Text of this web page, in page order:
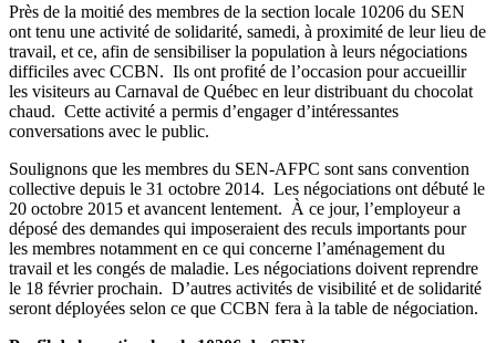
Près de la moitié des membres de la section locale 10206 du SEN
ont tenu une activité de solidarité, samedi, à proximité de leur lieu de
travail, et ce, afin de sensibiliser la population à leurs négociations
difficiles avec CCBN. Ils ont profité de l’occasion pour accueillir
les visiteurs au Carnaval de Québec en leur distribuant du chocolat
chaud. Cette activité a permis d’engager d’intéressantes
conversations avec le public.
Soulignons que les membres du SEN-AFPC sont sans convention
collective depuis le 31 octobre 2014. Les négociations ont débuté le
20 octobre 2015 et avancent lentement. À ce jour, l’employeur a
déposé des demandes qui imposeraient des reculs importants pour
les membres notamment en ce qui concerne l’aménagement du
travail et les congés de maladie. Les négociations doivent reprendre
le 18 février prochain. D’autres activités de visibilité et de solidarité
seront déployées selon ce que CCBN fera à la table de négociation.